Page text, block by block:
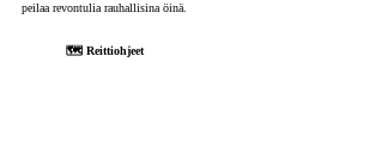
peilaa revontulia rauhallisina öinä.
🗺 Reittiohjeet